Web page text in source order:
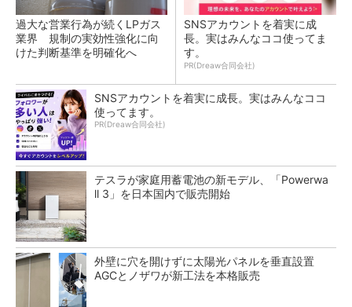
過大な営業行為が続くLPガス
業界 規制の実効性強化に向
けた判断基準を明確化へ
SNSアカウントを着実に成
長。実はみんなココ使ってま
す。
PR(Dreaw合同会社)
SNSアカウントを着実に成長。実はみんなココ
使ってます。
PR(Dreaw合同会社)
テスラが家庭用蓄電池の新モデル、「Powerwa
ll 3」を日本国内で販売開始
外壁に穴を開けずに太陽光パネルを垂直設置
AGCとノザワが新工法を本格販売